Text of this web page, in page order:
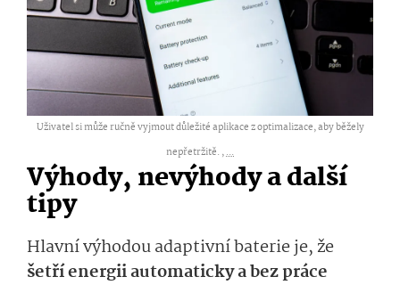
Uživatel si může ručně vyjmout důležité aplikace z optimalizace, aby běžely
nepřetržitě. ,...
Výhody, nevýhody a další
tipy
Hlavní výhodou adaptivní baterie je, že
šetří energii automaticky a bez práce